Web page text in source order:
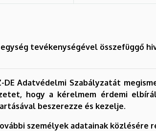
tevékenységével összefüggő
DE Adatvédelmi Szabályzatát
hogy a kérelmem érdemi
beszerezze és kezelje.
személyek adatainak közlésére